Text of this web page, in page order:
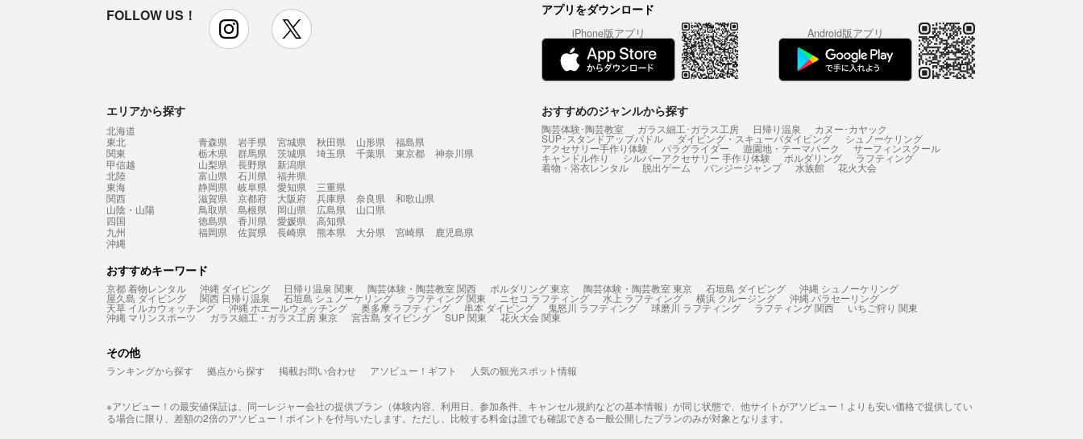
FOLLOW US！ instagram アプリをダウンロード
iPhone版アプリ Android版アプリ
エリアから探す
北海道
東北
青森県 岩手県 宮城県 秋田県 山形県
福島県
関東
栃木県 群馬県 茨城県 埼玉県 千葉県 東京都
神奈川県
甲信越
山梨県 長野県
新潟県
北陸
富山県 石川県
福井県
東海
静岡県 岐阜県 愛知県
三重県
関西
滋賀県 京都府 大阪府 兵庫県 奈良県
和歌山県
山陰・山陽
鳥取県 島根県 岡山県 広島県
山口県
四国
徳島県 香川県 愛媛県
高知県
九州
福岡県 佐賀県 長崎県 熊本県 大分県 宮崎県
鹿児島県
沖縄
おすすめのジャンルから探す
陶芸体験･陶芸教室 ガラス細工･ガラス工房 日帰り温泉 カヌー･カヤック
SUP･スタンドアップパドル ダイビング・スキューバダイビング シュノーケリング
アクセサリー手作り体験 パラグライダー 遊園地・テーマパーク サーフィンスクール
キャンドル作り シルバーアクセサリー 手作り体験 ボルダリング ラフティング
着物・浴衣レンタル 脱出ゲーム バンジージャンプ 水族館 花火大会
おすすめキーワード
京都 着物レンタル 沖縄 ダイビング 日帰り温泉 関東 陶芸体験・陶芸教室 関西 ボルダリング 東京 陶芸体験・陶芸教室 東京 石垣島 ダイビング 沖縄 シュノーケリング
屋久島 ダイビング 関西 日帰り温泉 石垣島 シュノーケリング ラフティング 関東 ニセコ ラフティング 水上 ラフティング 横浜 クルージング 沖縄 パラセーリング
天草 イルカウォッチング 沖縄 ホエールウォッチング 奥多摩 ラフティング 串本 ダイビング 鬼怒川 ラフティング 球磨川 ラフティング ラフティング 関西 いちご狩り 関東
沖縄 マリンスポーツ ガラス細工・ガラス工房 東京 宮古島 ダイビング SUP 関東 花火大会 関東
その他
ランキングから探す 拠点から探す 掲載お問い合わせ アソビュー！ギフト 人気の観光スポット情報
※アソビュー！の最安値保証は、同一レジャー会社の提供プラン（体験内容、利用日、参加条件、キャンセル規約などの基本情報）が同じ状態で、他サイトがアソビュー！よりも安い価格で提供してい
る場合に限り、差額の2倍のアソビュー！ポイントを付与いたします。ただし、比較する料金は誰でも確認できる一般公開したプランのみが対象となります。